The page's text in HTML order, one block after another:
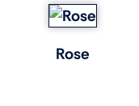
Rose